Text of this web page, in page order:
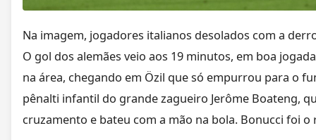
Na imagem, jogadores italianos desolados com a
O gol dos alemães veio aos 19 minutos, em boa
na área, chegando em Özil que só empurrou para o
pênalti infantil do grande zagueiro Jerôme Boateng,
cruzamento e bateu com a mão na bola. Bonucci foi